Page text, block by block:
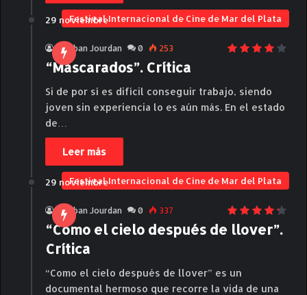
29 noviembre
Festival Internacional de Cine de Mar del Plata
Esteban Jourdan 0 253
“Mascarados”. Crítica
Si de por sí es difícil conseguir trabajo, siendo
joven sin experiencia lo es aún más. En el estado
de…
Leer más
29 noviembre
Festival Internacional de Cine de Mar del Plata
Esteban Jourdan 0 337
“Como el cielo después de llover”.
Crítica
“Como el cielo después de llover” es un
documental hermoso que recorre la vida de una